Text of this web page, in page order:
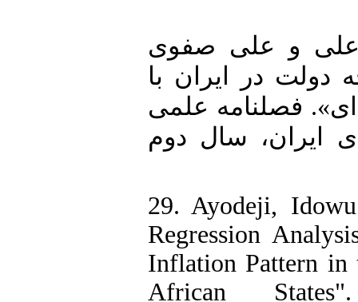
علی و علی صفوی
دولت در ایران با
فصلنامه علمی
ایران، سال دوم
29. Ayodeji,
Regression
Inflation Pattern in
African